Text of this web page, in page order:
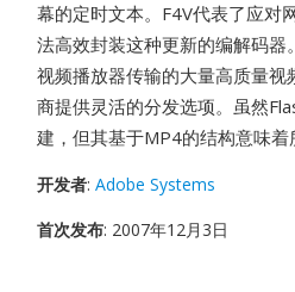
幕的定时文本。F4V代表了应对
法高效封装这种更新的编解码
视频播放器传输的大量高质量
商提供灵活的分发选项。虽然
建，但其基于MP4的结构意味着
开发者: Adobe Systems
首次发布: 2007年12月3日